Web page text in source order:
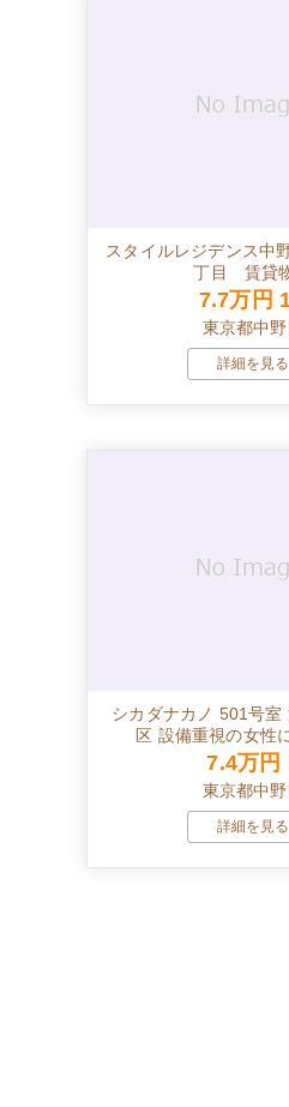
スタイルレジデンス
丁目 賃貸
7.7万円
東京都中
詳細を見る
シカダナカノ 501号室
区 設備重視の女性
7.4万円
東京都中
詳細を見る